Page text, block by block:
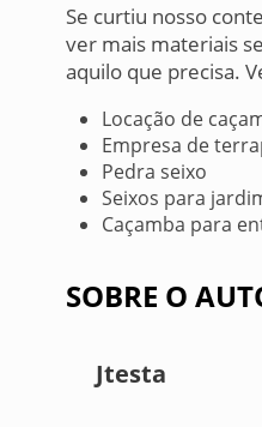
Se curtiu nosso
ver mais materiais
aquilo que precisa.
Locação de
Empresa de
Pedra seixo
Seixos para
Caçamba para
SOBRE O
Jtesta